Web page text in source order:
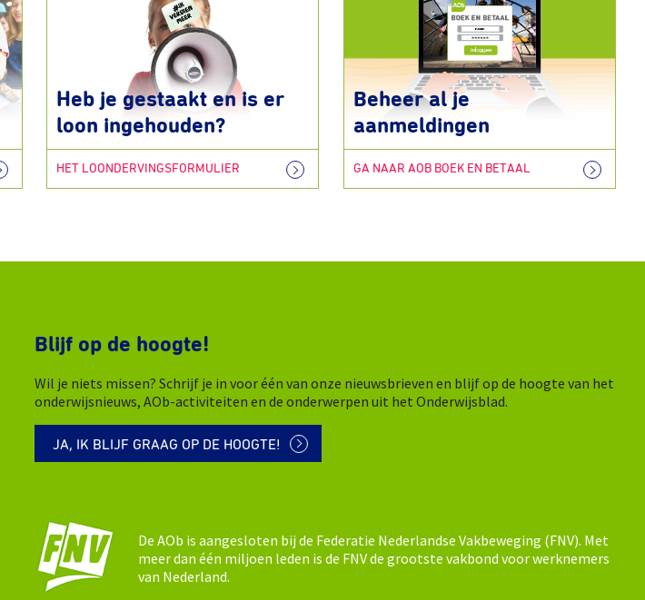
Heb je gestaakt en is er
loon ingehouden?
HET LOONDERVINGSFORMULIER
Beheer al je
aanmeldingen
GA NAAR AOB BOEK EN BETAAL
Blijf op de hoogte!
Wil je niets missen? Schrijf je in voor één van onze nieuwsbrieven en blijf op de hoogte van het
onderwijsnieuws, AOb-activiteiten en de onderwerpen uit het Onderwijsblad.
JA, IK BLIJF GRAAG OP DE HOOGTE!
De AOb is aangesloten bij de Federatie Nederlandse Vakbeweging (FNV). Met
meer dan één miljoen leden is de FNV de grootste vakbond voor werknemers
van Nederland.